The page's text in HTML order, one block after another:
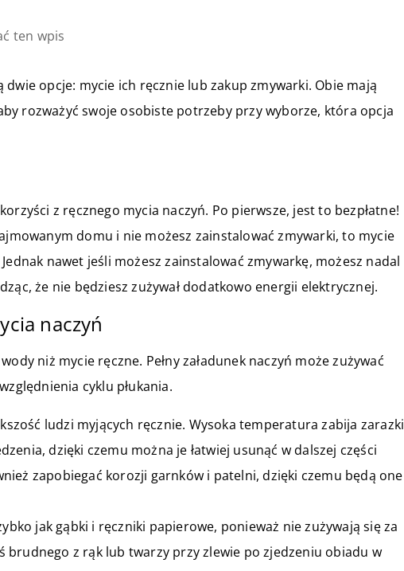
ten wpis
opcje: mycie ich ręcznie lub zakup zmywarki. Obie mają
rozważyć swoje osobiste potrzeby przy wyborze, która opcja
z ręcznego mycia naczyń. Po pierwsze, jest to bezpłatne!
domu i nie możesz zainstalować zmywarki, to mycie
nawet jeśli możesz zainstalować zmywarkę, możesz nadal
że nie będziesz zużywał dodatkowo energii elektrycznej.
naczyń
niż mycie ręczne. Pełny załadunek naczyń może zużywać
cyklu płukania.
ludzi myjących ręcznie. Wysoka temperatura zabija zarazki
dzięki czemu można je łatwiej usunąć w dalszej części
zapobiegać korozji garnków i patelni, dzięki czemu będą one
jak gąbki i ręczniki papierowe, ponieważ nie zużywają się za
brudnego z rąk lub twarzy przy zlewie po zjedzeniu obiadu w